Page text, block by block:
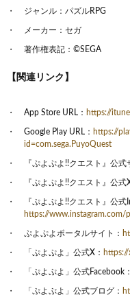
ジャンル：パズルRPG
メーカー：セガ
著作権表記：©SEGA
【関連リンク】
App Store URL： https://
Google Play URL： https://
id=com.sega.PuyoQuest
『ぷよぷよ!!クエスト』公式
『ぷよぷよ!!クエスト』公式
『ぷよぷよ!!クエスト』公式
https://www.instagram.com/
ぷよぷよポータルサイト：
「ぷよぷよ」公式X：
「ぷよぷよ」公式Facebook：
「ぷよぷよ」公式ブログ：